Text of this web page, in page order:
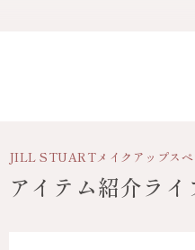
JILL STUARTメイクアップス
アイテム紹介ライ